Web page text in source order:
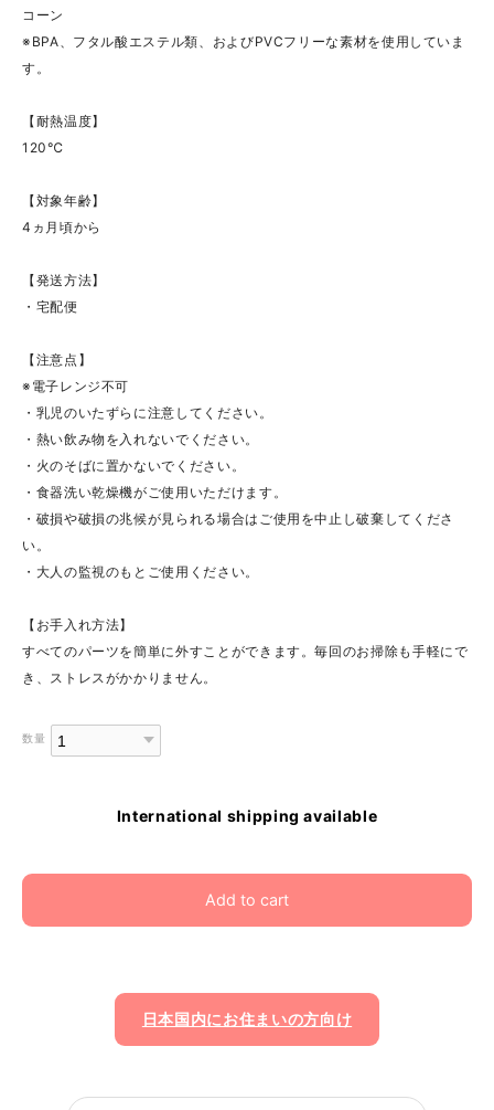
コーン
※BPA、フタル酸エステル類、およびPVCフリーな素材を使用していま
す。
【耐熱温度】
120℃
【対象年齢】
4ヵ月頃から
【発送方法】
・宅配便
【注意点】
※電子レンジ不可
・乳児のいたずらに注意してください。
・熱い飲み物を入れないでください。
・火のそばに置かないでください。
・食器洗い乾燥機がご使用いただけます。
・破損や破損の兆候が見られる場合はご使用を中止し破棄してくださ
い。
・大人の監視のもとご使用ください。
【お手入れ方法】
すべてのパーツを簡単に外すことができます。毎回のお掃除も手軽にで
き、ストレスがかかりません。
数量
International shipping available
Add to cart
日本国内にお住まいの方向け